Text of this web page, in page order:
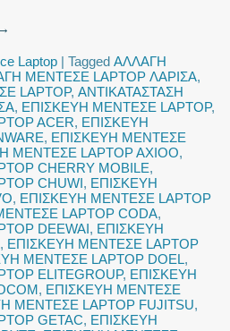
→
Laptop |Tagged ΑΛΛΑΓΗ
ΜΕΝΤΕΣΕ LAPTOP ΛΑΡΙΣΑ,
LAPTOP,ΑΝΤΙΚΑΤΑΣΤΑΣΗ
, ΕΠΙΣΚΕΥΗ ΜΕΝΤΕΣΕ LAPTOP,
ACER, ΕΠΙΣΚΕΥΗ
, ΕΠΙΣΚΕΥΗ ΜΕΝΤΕΣΕ
ΜΕΝΤΕΣΕ LAPTOP AXIOO,
CHERRY MOBILE,
CHUWI, ΕΠΙΣΚΕΥΗ
, ΕΠΙΣΚΕΥΗ ΜΕΝΤΕΣΕ LAPTOP
LAPTOP CODA,
DEEWAI, ΕΠΙΣΚΕΥΗ
, ΕΠΙΣΚΕΥΗ ΜΕΝΤΕΣΕ LAPTOP
ΜΕΝΤΕΣΕ LAPTOP DOEL,
ELITEGROUP, ΕΠΙΣΚΕΥΗ
, ΕΠΙΣΚΕΥΗ ΜΕΝΤΕΣΕ
ΜΕΝΤΕΣΕ LAPTOP FUJITSU,
GETAC, ΕΠΙΣΚΕΥΗ